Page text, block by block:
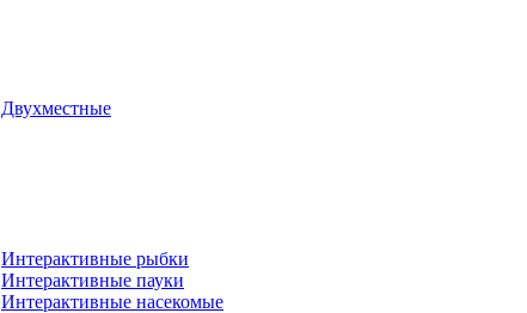
Двухместные
Интерактивные рыбки
Интерактивные пауки
Интерактивные насекомые